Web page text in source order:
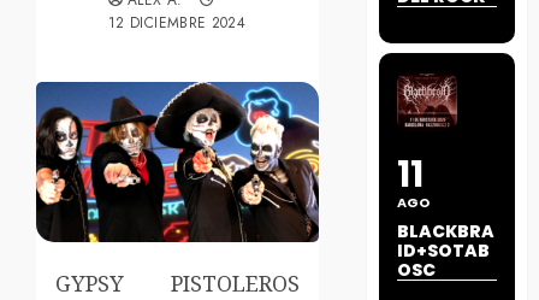
12 DICIEMBRE 2024
GYPSY PISTOLEROS
11
AGO
BLACKBRA
ID+SOTAB
OSC